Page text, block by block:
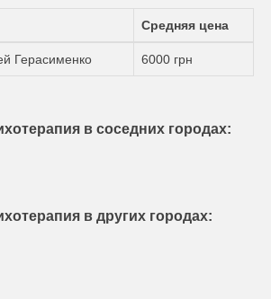
Средняя цена
Герасименко 6000 грн
в соседних городах:
в других городах: